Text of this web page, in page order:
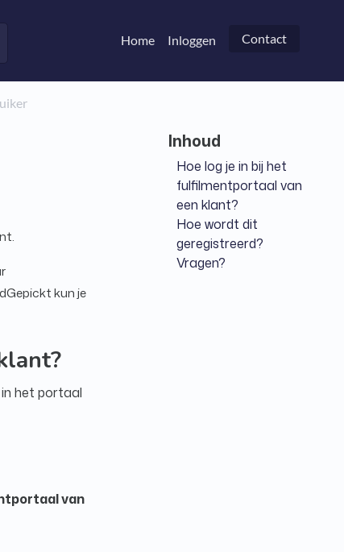
Home Inloggen Contact
kun je
in het portaal
van
Hoe log je in bij het
fulfilmentportaal van
een klant?
Hoe wordt dit
geregistreerd?
Vragen?